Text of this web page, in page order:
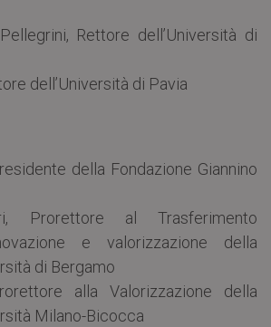
Rettore dell’Università di
dell’Università di Pavia
della Fondazione Giannino
Prorettore al Trasferimento
e valorizzazione della
di Bergamo
alla Valorizzazione della
Milano-Bicocca